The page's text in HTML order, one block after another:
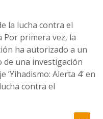
la lucha contra el
primera vez, la
ha autorizado a un
una investigación
‘Yihadismo: Alerta 4’ en
contra el